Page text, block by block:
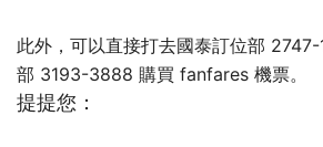
此外，可以直接打去國泰訂位部
部 3193-3888 購買 fanfares 機票。
提提您：